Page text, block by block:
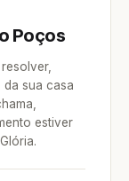
Poços
sua casa
estiver